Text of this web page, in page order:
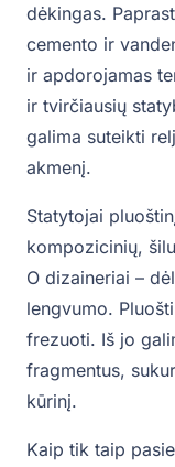
dėkingas.
cemento ir
ir apdorojamas
ir tvirčiausių
galima suteikti
akmenį.
Statytojai
kompozicinių,
O dizaineriai –
lengvumo.
frezuoti. Iš jo
fragmentus,
kūrinį.
Kaip tik taip